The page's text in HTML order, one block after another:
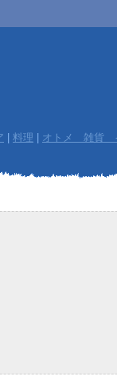
料理 オトメ 雑貨